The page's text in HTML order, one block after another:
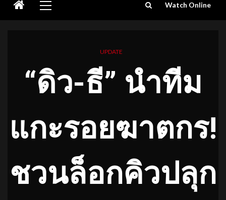
Menu
Watch Online
UPDATE
“ดิว-ธี” นำทีม
แกะรอยฆาตกร!
ชวนล็อกคิวปลุก